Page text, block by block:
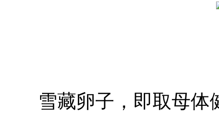
雪藏卵子，即取母体